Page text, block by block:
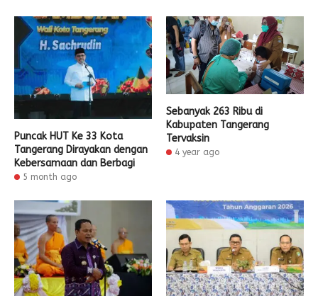
Puncak HUT Ke 33 Kota
Tangerang Dirayakan dengan
Kebersamaan dan Berbagi
5 month ago
Sebanyak 263 Ribu di
Kabupaten Tangerang
Tervaksin
4 year ago